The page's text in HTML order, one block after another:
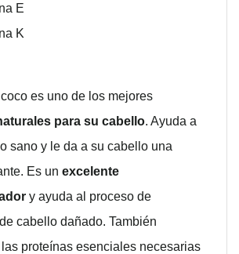
E
K
es uno de los mejores
para su cabello. Ayuda a
sano y le da a su cabello una
Es un excelente
y ayuda al proceso de
cabello dañado. También
proteínas esenciales necesarias